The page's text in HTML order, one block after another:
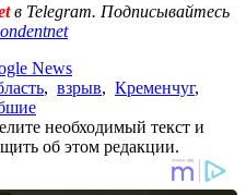
в Telegram. Подписывайтесь
News
, взрыв, Кременчуг,
необходимый текст и
об этом редакции.